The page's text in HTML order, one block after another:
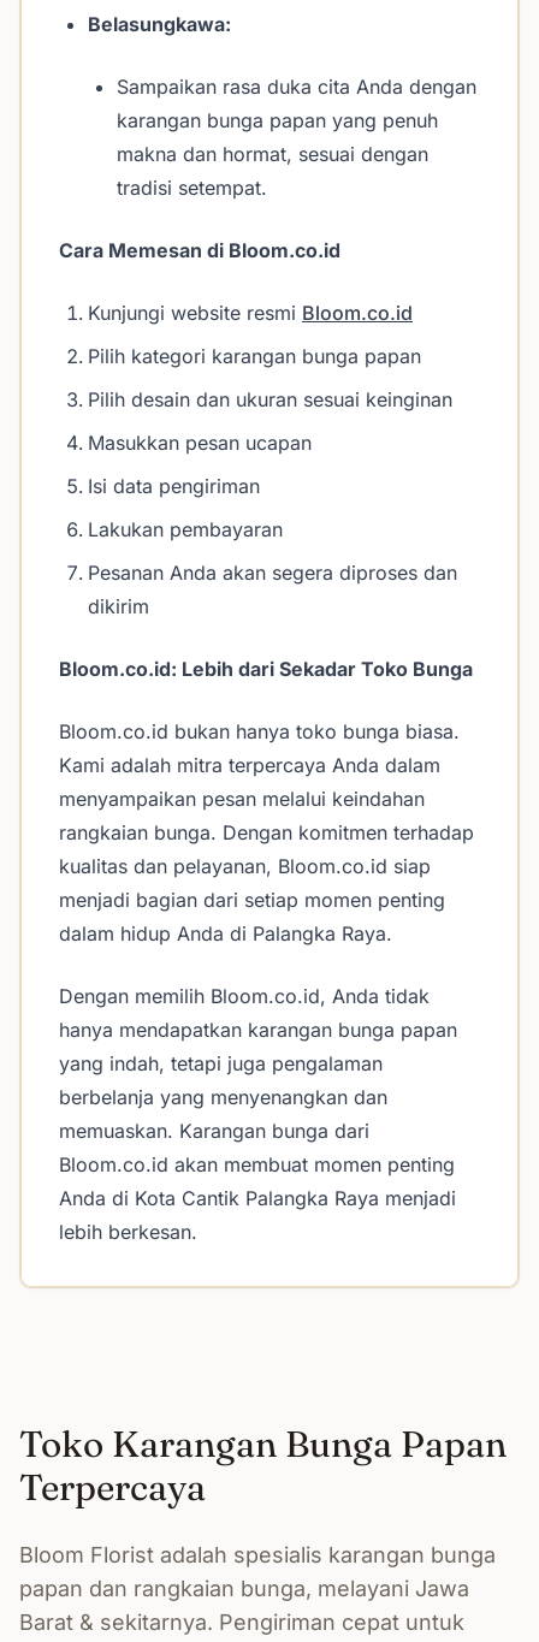
Belasungkawa:
Sampaikan rasa duka cita Anda dengan
karangan bunga papan yang penuh
makna dan hormat, sesuai dengan
tradisi setempat.
Cara Memesan di Bloom.co.id
Kunjungi website resmi Bloom.co.id
Pilih kategori karangan bunga papan
Pilih desain dan ukuran sesuai keinginan
Masukkan pesan ucapan
Isi data pengiriman
Lakukan pembayaran
Pesanan Anda akan segera diproses dan
dikirim
Bloom.co.id: Lebih dari Sekadar Toko Bunga
Bloom.co.id bukan hanya toko bunga biasa.
Kami adalah mitra terpercaya Anda dalam
menyampaikan pesan melalui keindahan
rangkaian bunga. Dengan komitmen terhadap
kualitas dan pelayanan, Bloom.co.id siap
menjadi bagian dari setiap momen penting
dalam hidup Anda di Palangka Raya.
Dengan memilih Bloom.co.id, Anda tidak
hanya mendapatkan karangan bunga papan
yang indah, tetapi juga pengalaman
berbelanja yang menyenangkan dan
memuaskan. Karangan bunga dari
Bloom.co.id akan membuat momen penting
Anda di Kota Cantik Palangka Raya menjadi
lebih berkesan.
Toko Karangan Bunga Papan
Terpercaya
Bloom Florist adalah spesialis karangan bunga
papan dan rangkaian bunga, melayani Jawa
Barat & sekitarnya. Pengiriman cepat untuk